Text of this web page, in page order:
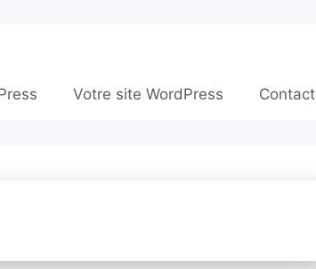
Votre site WordPress Contact